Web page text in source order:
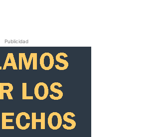
Publicidad